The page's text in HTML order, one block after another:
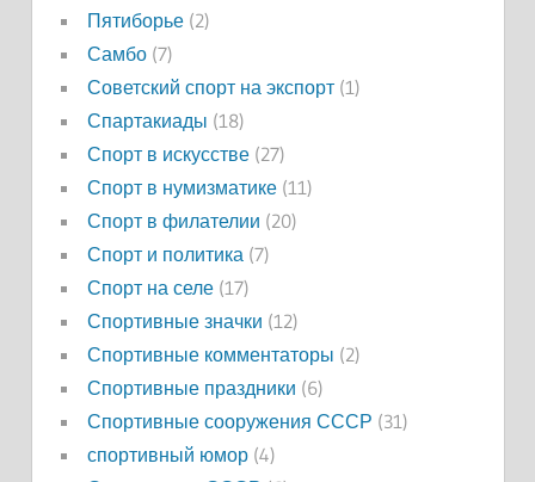
Пятиборье(2)
Самбо(7)
Советский спорт на экспорт(1)
Спартакиады (18)
Спорт в искусстве(27)
Спорт в нумизматике(11)
Спорт в филателии (20)
Спорт и политика (7)
Спорт на селе(17)
Спортивные значки (12)
Спортивные комментаторы (2)
Спортивные праздники (6)
Спортивные сооружения СССР (31)
спортивный юмор(4)